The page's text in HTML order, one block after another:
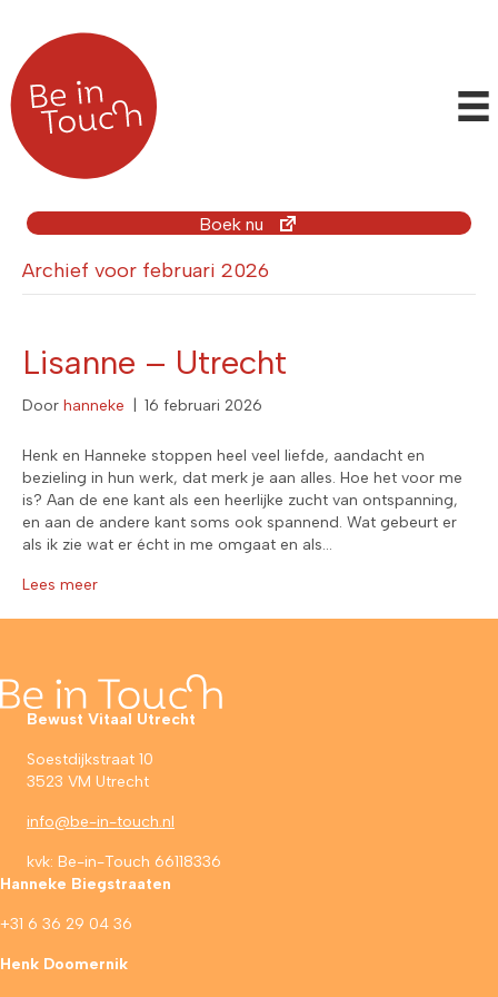
Boek nu
Archief voor februari 2026
Lisanne – Utrecht
Door hanneke 16 februari 2026
Henk en Hanneke stoppen heel veel liefde, aandacht en
bezieling in hun werk, dat merk je aan alles. Hoe het voor me
is? Aan de ene kant als een heerlijke zucht van ontspanning,
en aan de andere kant soms ook spannend. Wat gebeurt er
als ik zie wat er écht in me omgaat en als…
Lees meer
Bewust Vitaal Utrecht
Soestdijkstraat 10
3523 VM Utrecht
info@be-in-touch.nl
kvk: Be-in-Touch 66118336
Hanneke Biegstraaten
+31 6 36 29 04 36
Henk Doomernik